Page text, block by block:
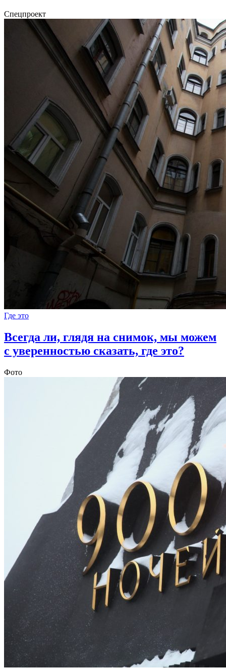
Спецпроект
Где это
Всегда ли, глядя на снимок, мы можем
с уверенностью сказать, где это?
Фото